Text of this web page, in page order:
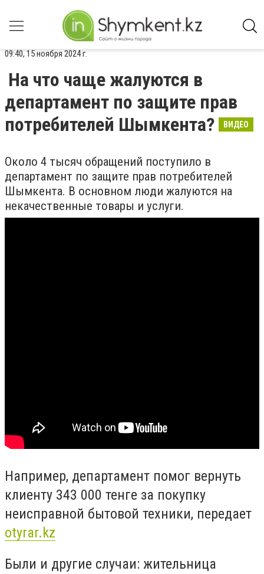
09:40, 15 ноября 2024 г.
На что чаще жалуются в
департамент по защите прав
потребителей Шымкента?
ВИДЕО
Около 4 тысяч обращений поступило в
департамент по защите прав потребителей
Шымкента. В основном люди жалуются на
некачественные товары и услуги.
Например, департамент помог вернуть
клиенту 343 000 тенге за покупку
неисправной бытовой техники, передает
otyrar.kz
Были и другие случаи: жительница